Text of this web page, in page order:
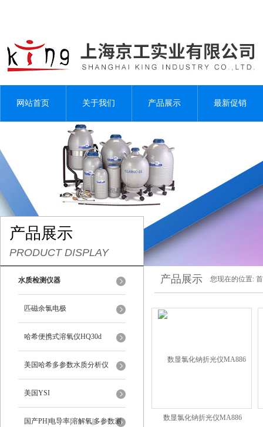
网站首页 关于我们 产品展示 最新促销
产品展示
PRODUCT DISPLAY
水质检测仪器
匹磁余氯电极
哈希便携式溶氧仪HQ30d
美国哈希多参数水质分析仪
美国YSI
国产PH|电导率|溶解氧|多参数测
产品展示 您现在的位置:
数显氯化钠折光仪MA886